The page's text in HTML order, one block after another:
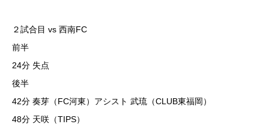
２試合目 vs 西南FC
前半
24分 失点
後半
42分 奏芽（FC河東）アシスト 武琉（CLUB東福岡）
48分 天咲（TIPS）